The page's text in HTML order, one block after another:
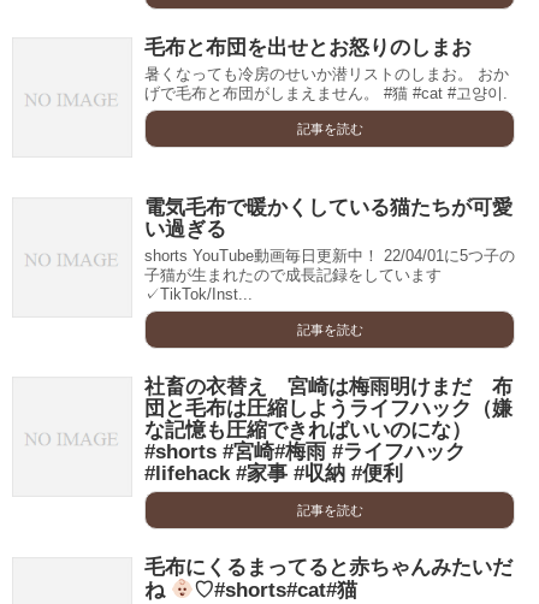
毛布と布団を出せとお怒りのしまお
暑くなっても冷房のせいか潜リストのしまお。 おか
げで毛布と布団がしまえません。 #猫 #cat #고양이.
記事を読む
電気毛布で暖かくしている猫たちが可愛
い過ぎる
shorts YouTube動画毎日更新中！ 22/04/01に5つ子の
子猫が生まれたので成長記録をしています
✓TikTok/Inst...
記事を読む
社畜の衣替え 宮崎は梅雨明けまだ 布
団と毛布は圧縮しようライフハック（嫌
な記憶も圧縮できればいいのにな）
#shorts #宮崎#梅雨 #ライフハック
#lifehack #家事 #収納 #便利
記事を読む
毛布にくるまってると赤ちゃんみたいだ
ね
♡#shorts#cat#猫